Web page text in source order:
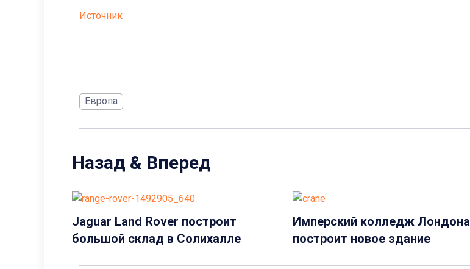
Источник
Европа
Назад & Вперед
Jaguar Land Rover построит
большой склад в Солихалле
Имперский колледж Лондона
построит новое здание